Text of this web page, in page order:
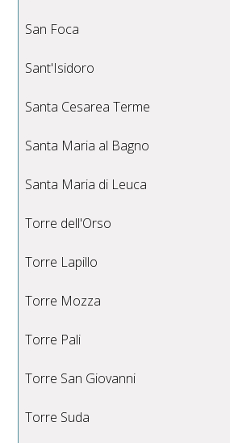
San Foca
Sant'Isidoro
Santa Cesarea Terme
Santa Maria al Bagno
Santa Maria di Leuca
Torre dell'Orso
Torre Lapillo
Torre Mozza
Torre Pali
Torre San Giovanni
Torre Suda